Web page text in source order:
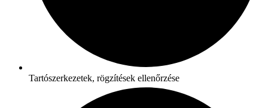
Tartószerkezetek, rögzítések ellenőrzése